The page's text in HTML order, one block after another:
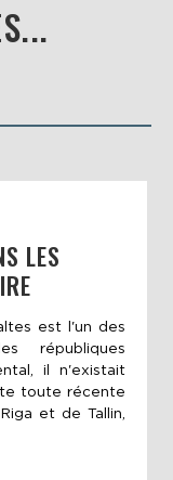
LES
est l'un des
républiques
il n'existait
toute récente
et de Tallin,